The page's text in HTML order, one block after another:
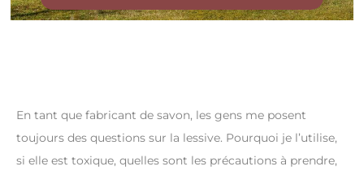
En tant que fabricant de savon, les gens me posent
toujours des questions sur la lessive. Pourquoi je l’utilise,
si elle est toxique, quelles sont les précautions à prendre,